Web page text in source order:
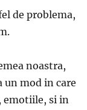
de problema,
noastra,
un mod in care
si in